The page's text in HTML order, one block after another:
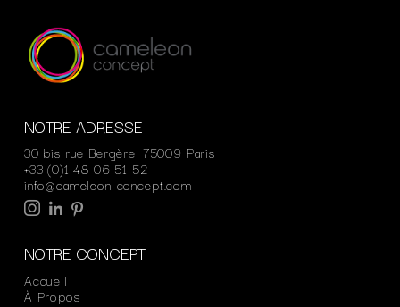
NOTRE ADRESSE
30 bis rue Bergère, 75009 Paris
+33 (0)1 48 06 51 52
info@cameleon-concept.com
NOTRE CONCEPT
Accueil
À Propos